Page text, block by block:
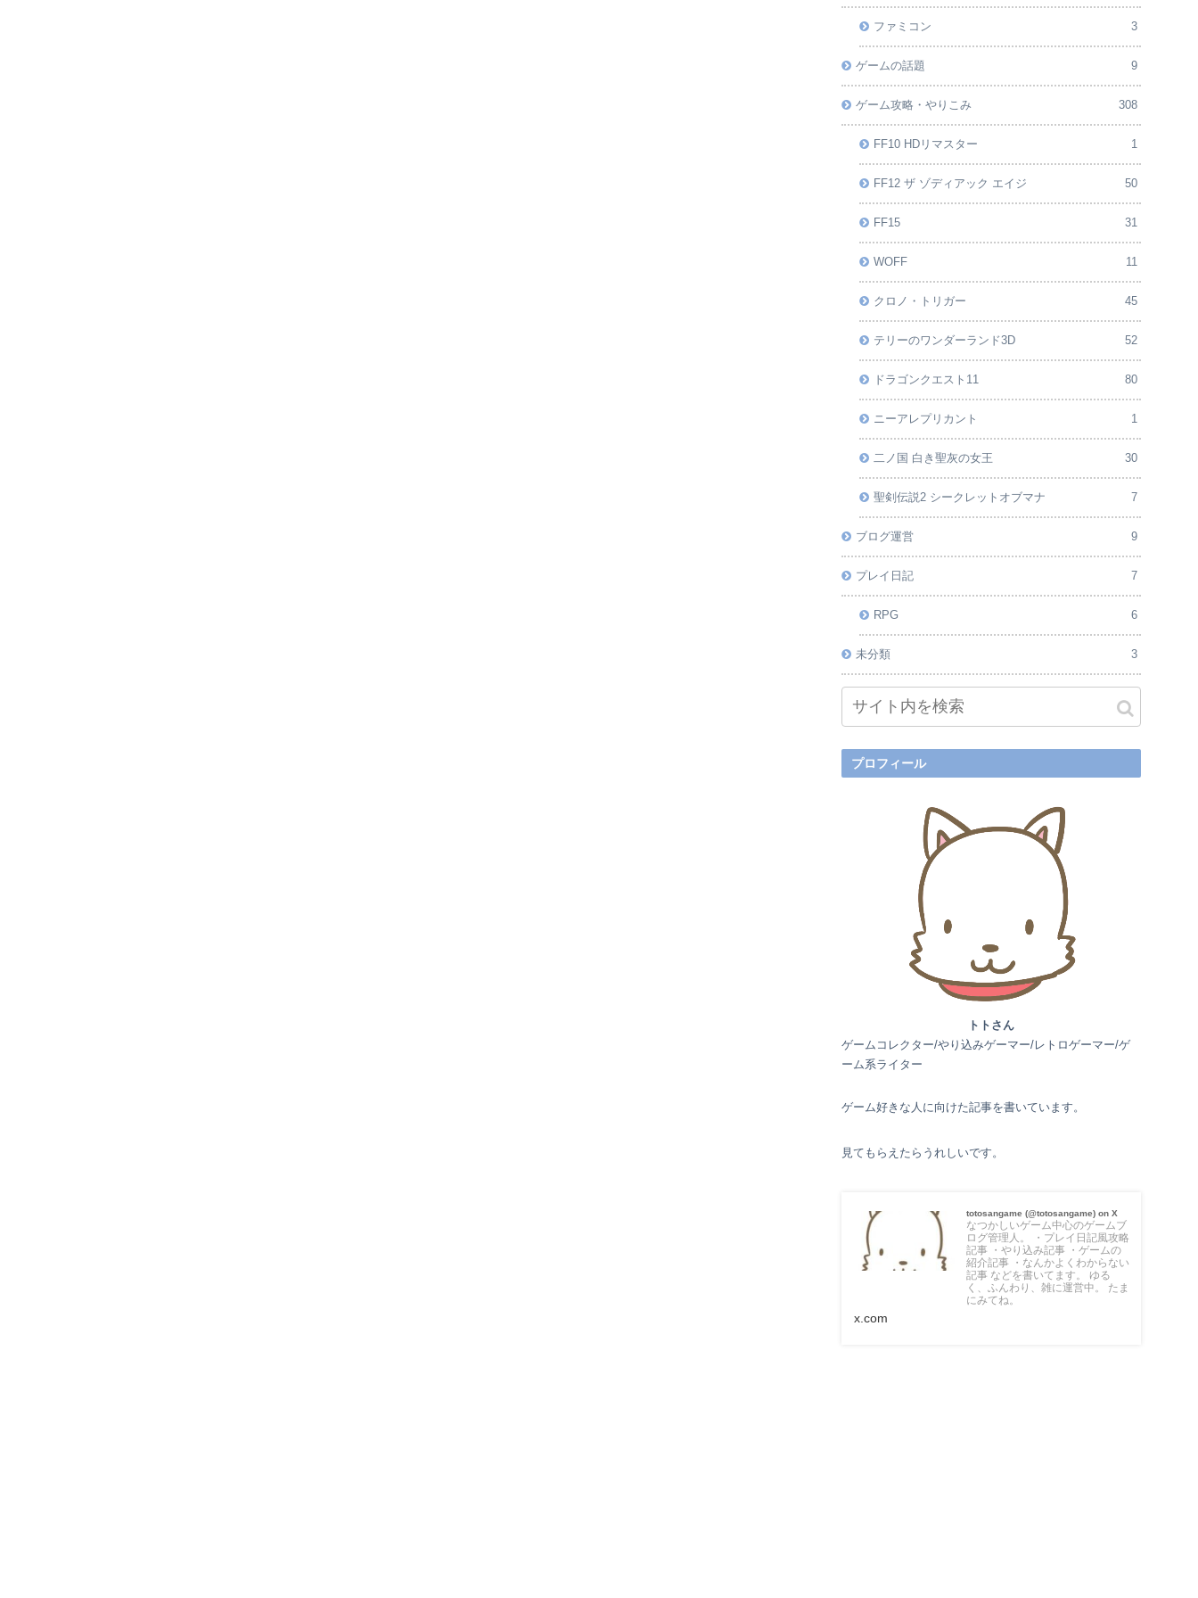
ファミコン 3
ゲームの話題 9
ゲーム攻略・やりこみ 308
FF10 HDリマスター 1
FF12 ザ ゾディアック エイジ 50
FF15 31
WOFF 11
クロノ・トリガー 45
テリーのワンダーランド3D 52
ドラゴンクエスト11 80
ニーアレプリカント 1
二ノ国 白き聖灰の女王 30
聖剣伝説2 シークレットオブマナ 7
ブログ運営 9
プレイ日記 7
RPG 6
未分類 3
プロフィール
トトさん
ゲームコレクター/やり込みゲーマー/レトロゲーマー/ゲ
ーム系ライター
ゲーム好きな人に向けた記事を書いています。
見てもらえたらうれしいです。
totosangame (@totosangame) on X
なつかしいゲーム中心のゲームブ
ログ管理人。 ・プレイ日記風攻略
記事 ・やり込み記事 ・ゲームの
紹介記事 ・なんかよくわからない
記事 などを書いてます。 ゆる
く、ふんわり、雑に運営中。 たま
にみてね。
x.com